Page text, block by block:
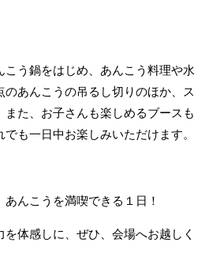
う鍋をはじめ、あんこう料理や水
あんこうの吊るし切りのほか、ス
た、お子さんも楽しめるブースも
も一日中お楽しみいただけます。
んこうを満喫できる１日！
体感しに、ぜひ、会場へお越しく